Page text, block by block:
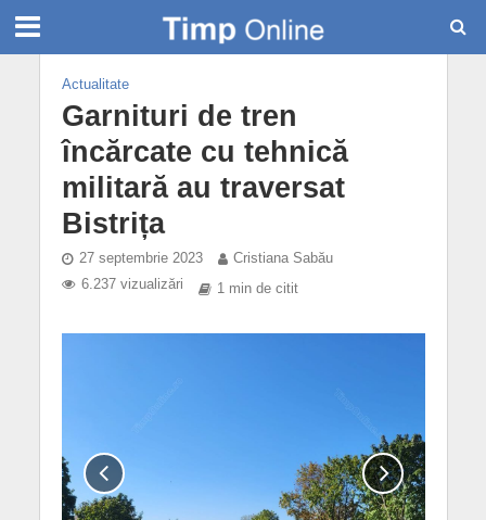
Actualitate
Garnituri de tren
încărcate cu tehnică
militară au traversat
Bistrița
27 septembrie 2023
Cristiana Sabău
6.237 vizualizări
1 min de citit